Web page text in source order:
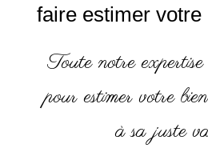
faire estimer votre
Toute notre
pour estimer votre
à sa juste